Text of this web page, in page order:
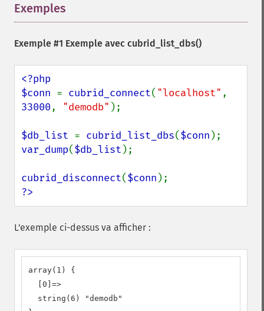
Exemples
Exemple #1 Exemple avec cubrid_list_dbs()
<?php
$conn = cubrid_connect( "localhost"
33000, "demodb" );
$db_list = cubrid_list_dbs($conn
var_dump($db_list );
cubrid_disconnect($conn
?>
L'exemple ci-dessus va afficher :
array(1) {
  [0]=>
  string(6) "demodb"